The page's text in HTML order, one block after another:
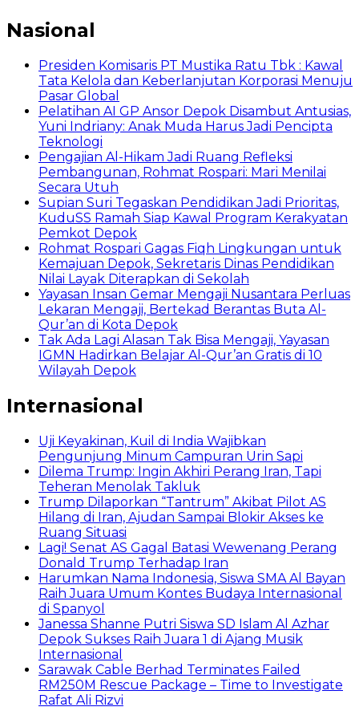
Nasional
Presiden Komisaris PT Mustika Ratu Tbk : Kawal
Tata Kelola dan Keberlanjutan Korporasi Menuju
Pasar Global
Pelatihan AI GP Ansor Depok Disambut Antusias,
Yuni Indriany: Anak Muda Harus Jadi Pencipta
Teknologi
Pengajian Al-Hikam Jadi Ruang Refleksi
Pembangunan, Rohmat Rospari: Mari Menilai
Secara Utuh
Supian Suri Tegaskan Pendidikan Jadi Prioritas,
KuduSS Ramah Siap Kawal Program Kerakyatan
Pemkot Depok
Rohmat Rospari Gagas Fiqh Lingkungan untuk
Kemajuan Depok, Sekretaris Dinas Pendidikan
Nilai Layak Diterapkan di Sekolah
Yayasan Insan Gemar Mengaji Nusantara Perluas
Lekaran Mengaji, Bertekad Berantas Buta Al-
Qur’an di Kota Depok
Tak Ada Lagi Alasan Tak Bisa Mengaji, Yayasan
IGMN Hadirkan Belajar Al-Qur’an Gratis di 10
Wilayah Depok
Internasional
Uji Keyakinan, Kuil di India Wajibkan
Pengunjung Minum Campuran Urin Sapi
Dilema Trump: Ingin Akhiri Perang Iran, Tapi
Teheran Menolak Takluk
Trump Dilaporkan “Tantrum” Akibat Pilot AS
Hilang di Iran, Ajudan Sampai Blokir Akses ke
Ruang Situasi
Lagi! Senat AS Gagal Batasi Wewenang Perang
Donald Trump Terhadap Iran
Harumkan Nama Indonesia, Siswa SMA Al Bayan
Raih Juara Umum Kontes Budaya Internasional
di Spanyol
Janessa Shanne Putri Siswa SD Islam Al Azhar
Depok Sukses Raih Juara 1 di Ajang Musik
Internasional
Sarawak Cable Berhad Terminates Failed
RM250M Rescue Package – Time to Investigate
Rafat Ali Rizvi